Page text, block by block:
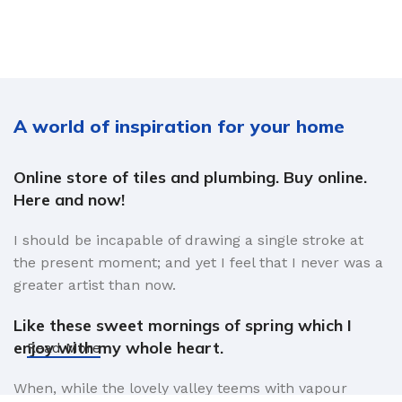
A world of inspiration for your home
Online store of tiles and plumbing. Buy online.
Here and now!
I should be incapable of drawing a single stroke at
the present moment; and yet I feel that I never was a
greater artist than now.
Like these sweet mornings of spring which I
enjoy with my whole heart.
When, while the lovely valley teems with vapour
Read More